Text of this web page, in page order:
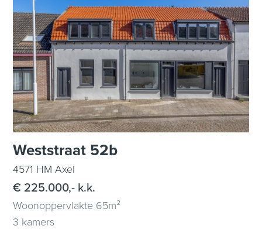
Weststraat 52b
4571 HM Axel
€ 225.000,- k.k.
Woonoppervlakte 65m²
3 kamers